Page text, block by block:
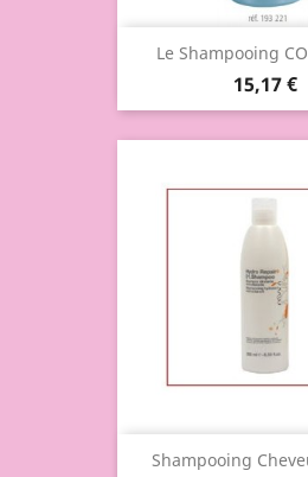
Le Shampooing
15,17 €
Shampooing